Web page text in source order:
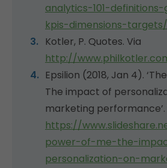
analytics-101-
kpis-dimensions-targets/
Kotler, P. Quotes. Via
http://
Epsilion (2018, Jan 4).
The impact of
marketing performance’.
https://
power-of-me-the-
personalization-on-